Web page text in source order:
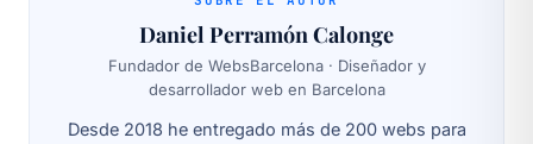
Daniel Perramón Calonge
Fundador de WebsBarcelona · Diseñador y
desarrollador web en Barcelona
Desde 2018 he entregado más de 200 webs para